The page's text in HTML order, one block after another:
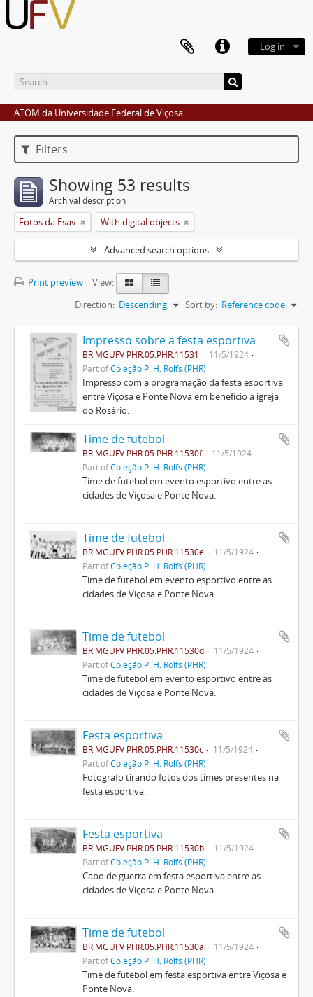
Log in
ATOM da Universidade Federal de Viçosa
Filters
Showing 53 results
Archival description
Fotos da Esav With digital objects
Advanced search options
Print preview
View:
Sort by: Reference code
Direction: Descending
Impresso sobre a festa esportiva
BR MGUFV PHR.05.PHR.11531
11/5/1924
Part ofColeção P. H. Rolfs (PHR)
Impresso com a programação da festa esportiva
entre Viçosa e Ponte Nova em benefício a igreja
do Rosário.
Time de futebol
BR MGUFV PHR.05.PHR.11530f
11/5/1924
Part ofColeção P. H. Rolfs (PHR)
Time de futebol em evento esportivo entre as
cidades de Viçosa e Ponte Nova.
Time de futebol
BR MGUFV PHR.05.PHR.11530e
11/5/1924
Part ofColeção P. H. Rolfs (PHR)
Time de futebol em evento esportivo entre as
cidades de Viçosa e Ponte Nova.
Time de futebol
BR MGUFV PHR.05.PHR.11530d
11/5/1924
Part ofColeção P. H. Rolfs (PHR)
Time de futebol em evento esportivo entre as
cidades de Viçosa e Ponte Nova.
Festa esportiva
BR MGUFV PHR.05.PHR.11530c
11/5/1924
Part ofColeção P. H. Rolfs (PHR)
Fotografo tirando fotos dos times presentes na
festa esportiva.
Festa esportiva
BR MGUFV PHR.05.PHR.11530b
11/5/1924
Part ofColeção P. H. Rolfs (PHR)
Cabo de guerra em festa esportiva entre as
cidades de Viçosa e Ponte Nova.
Time de futebol
BR MGUFV PHR.05.PHR.11530a
11/5/1924
Part ofColeção P. H. Rolfs (PHR)
Time de futebol em festa esportiva entre Viçosa e
Ponte Nova.